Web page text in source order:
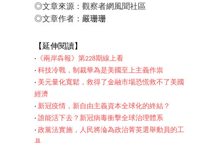
◎文章來源： 觀察者網風聞社區
◎文章作者： 嚴珊珊
【延伸閱讀】
‧ 《兩岸犇報》第228期線上看
‧ 科技冷戰，制裁華為是美國至上主義作祟
‧ 美元量化寬鬆，救得了金融市場恐慌救不了美國
經濟
‧ 新冠疫情，新自由主義資本全球化的終結？
‧ 誰能活下去？新冠病毒衝擊全球治理體系
‧ 政黨法實施，人民將淪為政治菁英選舉動員的工